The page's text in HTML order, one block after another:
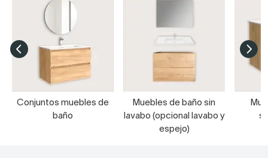
Conjuntos muebles de
baño
Muebles de baño sin
lavabo (opcional lavabo y
espejo)